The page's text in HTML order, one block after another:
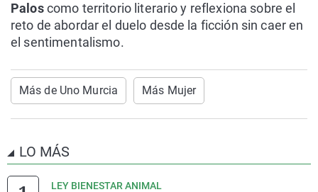
Paloscomo territorio literario y reflexiona sobre el
reto de abordar el duelo desde la ficción sin caer en
el sentimentalismo.
Más de Uno Murcia Más Mujer
LO MÁS
LEY BIENESTAR ANIMAL